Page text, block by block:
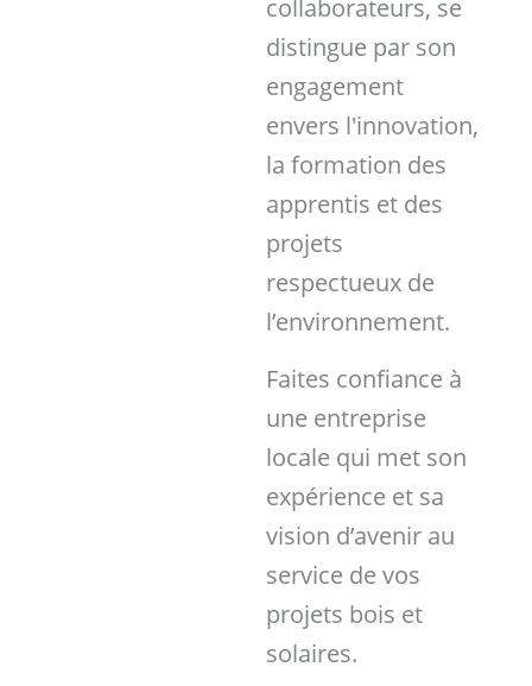
collaborateurs, se
distingue par son
engagement
envers l'innovation,
la formation des
apprentis et des
projets
respectueux de
l’environnement.
Faites confiance à
une entreprise
locale qui met son
expérience et sa
vision d’avenir au
service de vos
projets bois et
solaires.